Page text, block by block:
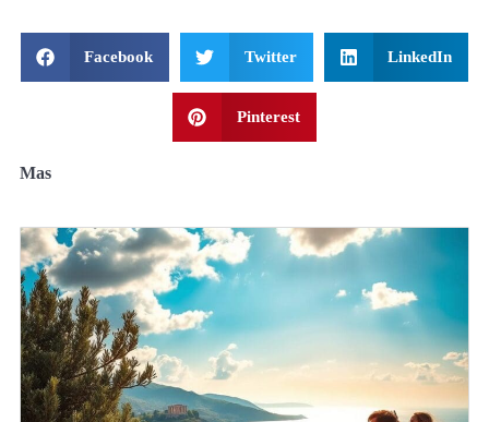
Facebook Twitter LinkedIn
Pinterest
Mas